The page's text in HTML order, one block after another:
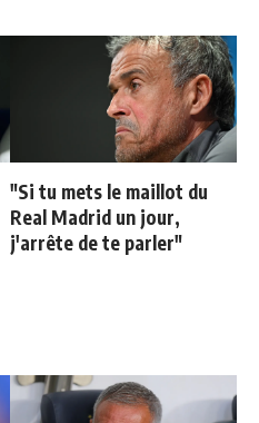
"Si tu mets le maillot du
Real Madrid un jour,
j'arrête de te parler"